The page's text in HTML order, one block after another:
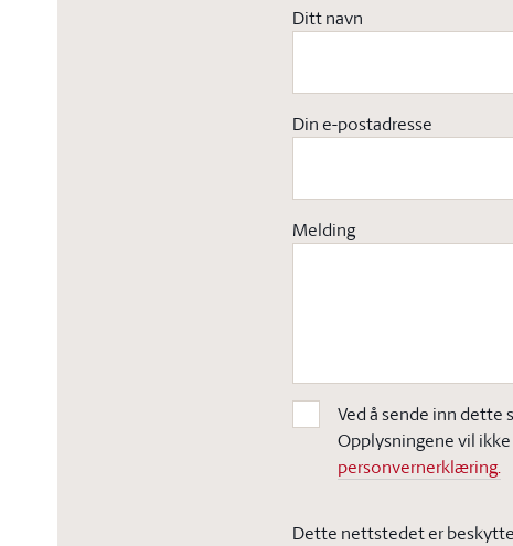
Ditt navn
Din e-postadresse
Melding
Ved å sende inn dette
Opplysningene vil
personvernerklæring.
Dette nettstedet er